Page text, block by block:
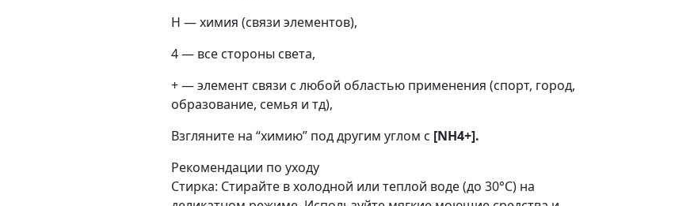
H — химия (связи элементов),
4 — все стороны света,
+ — элемент связи с любой областью применения (спорт, город,
образование, семья и тд),
Взгляните на “химию” под другим углом с [NH4+].
Рекомендации по уходу
Стирка: Стирайте в холодной или теплой воде (до 30°C) на